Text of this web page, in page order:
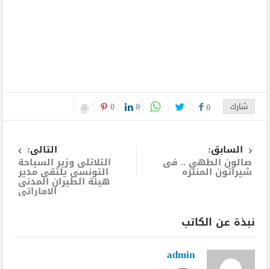
شارك 0
0
0
السابق:
صالون الطهي .. فى
شيراتون المنتزه
التالى:
التلاتلى وزير السياحة
التونسى يلتقى مدير
هيئة الطيران المدنى
الاماراتى
نبذة عن الكاتب
admin